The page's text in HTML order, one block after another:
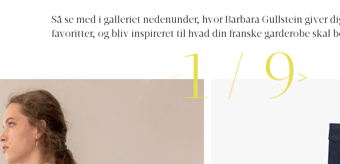
Så se med i galleriet nedenunder, hvor Barbara Gullstein giver
favoritter, og bliv inspireret til hvad din franske garderobe skal
1 / 9